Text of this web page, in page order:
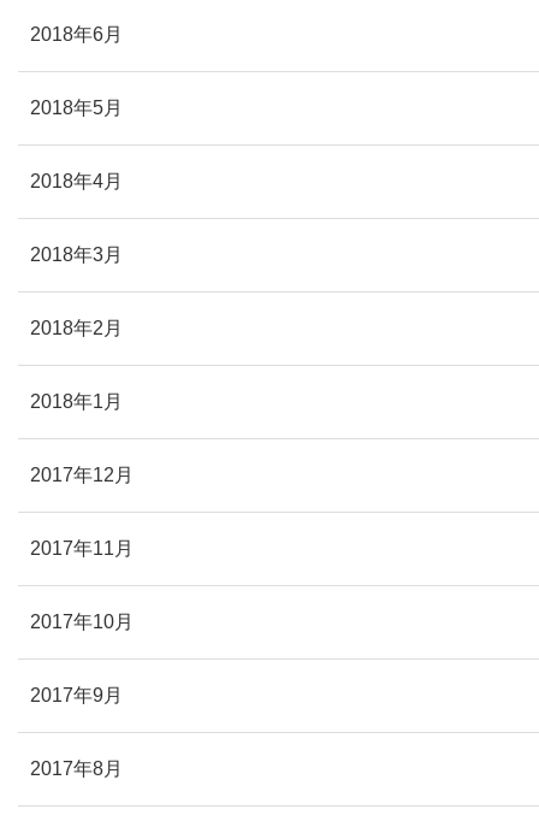
2018年6月
2018年5月
2018年4月
2018年3月
2018年2月
2018年1月
2017年12月
2017年11月
2017年10月
2017年9月
2017年8月